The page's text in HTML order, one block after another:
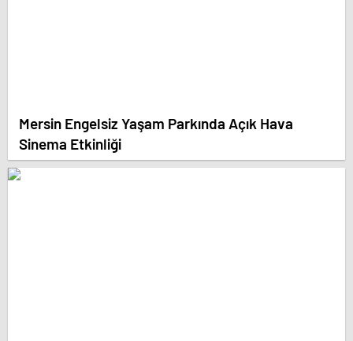
Mersin Engelsiz Yaşam Parkında Açık Hava
Sinema Etkinliği